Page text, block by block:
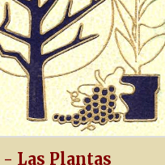
- Las Plantas